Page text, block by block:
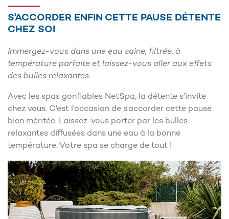
S'ACCORDER ENFIN CETTE PAUSE DÉTENTE
CHEZ SOI
Immergez-vous dans une eau saine, filtrée, à
température parfaite et laissez-vous aller aux effets
des bulles relaxantes.
Avec les spas gonflables NetSpa, la détente s'invite
chez vous. C'est l'occasion de s'accorder cette pause
bien méritée. Laissez-vous porter par les bulles
relaxantes diffusées dans une eau à la bonne
température. Votre spa se charge de tout !